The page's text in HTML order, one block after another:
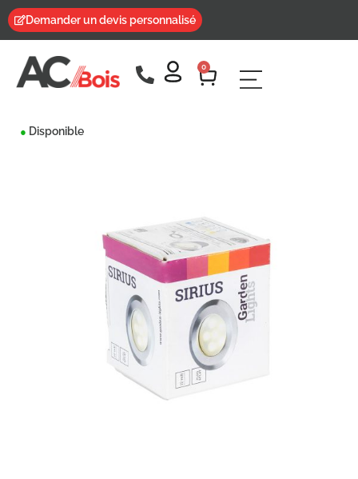
Demander un devis personnalisé
0
● Disponible